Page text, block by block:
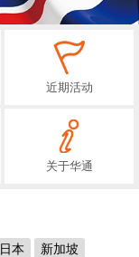
近期活动
关于华通
日本 新加坡